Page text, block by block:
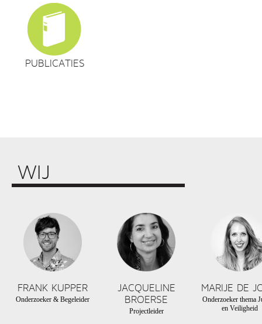
PUBLICATIES
WIJ
FRANK KUPPER
Onderzoeker & Begeleider
JACQUELINE
BROERSE
Projectleider
MARIJE DE
Onderzoeker thema
en Veiligheid